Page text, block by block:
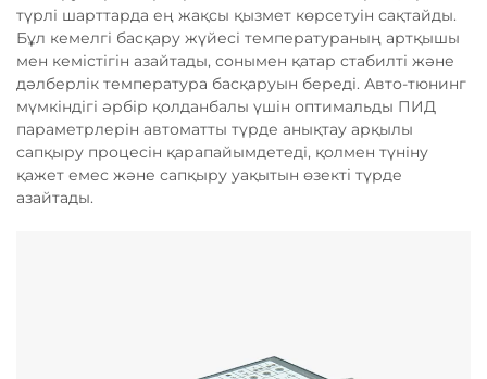
түрлі шарттарда ең жақсы қызмет көрсетуін сақтайды.
Бұл кемелгі басқару жүйесі температураның артқышы
мен кемістігін азайтады, сонымен қатар стабилті және
дәлберлік температура басқаруын береді. Авто-тюнинг
мүмкіндігі әрбір қолданбалы үшін оптимальды ПИД
параметрлерін автоматты түрде анықтау арқылы
сапқыру процесін қарапайымдетеді, қолмен түніну
қажет емес және сапқыру уақытын өзекті түрде
азайтады.